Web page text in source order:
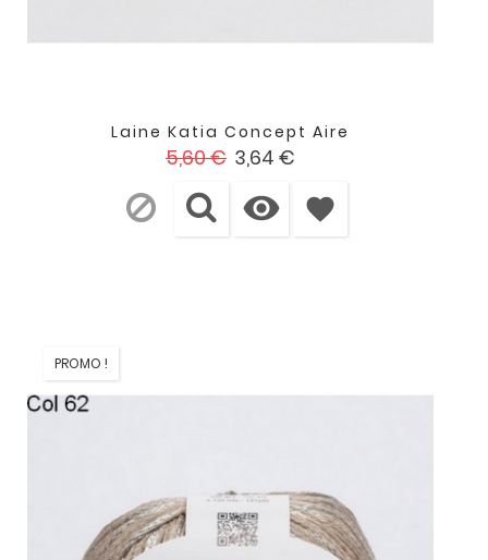
Laine Katia Concept Aire
Prix
base
5,60 € Prix
3,64 €
 favorite
PROMO !